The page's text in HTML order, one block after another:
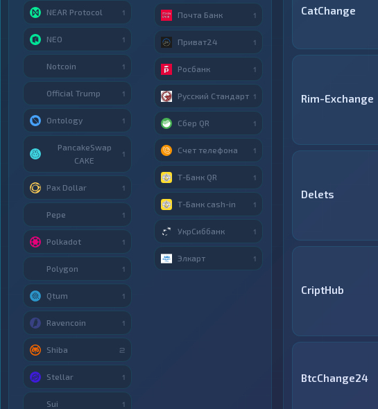
CatChange
Rim-Exchange
Delets
CriptHub
BtcChange24
NEAR Protocol 1
NEO 1
Notcoin 1
Official Trump 1
Ontology 1
PancakeSwap
CAKE
1
Pax Dollar 1
Pepe 1
Polkadot 1
Polygon 1
Qtum 1
Ravencoin 1
Shiba 2
Stellar 1
Sui 1
Почта Банк 1
Приват24 1
Росбанк 1
Русский Стандарт 1
Сбер QR 1
Счет телефона 1
Т-Банк QR 1
Т-Банк cash-in 1
УкрСиббанк 1
Элкарт 1